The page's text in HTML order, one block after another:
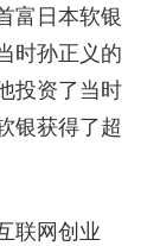
富日本软银
时孙正义的
投资了当时
银获得了超
联网创业